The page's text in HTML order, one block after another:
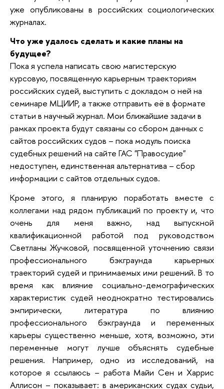
уже опубликованы в российских социологических
журналах.
Что уже удалось сделать и какие планы на
будущее?
Пока я успела написать свою магистерскую
курсовую, посвященную карьерным траекториям
российских судей, выступить с докладом о ней на
семинаре МЦИИР, а также отправить её в формате
статьи в научный журнал. Мои ближайшие задачи в
рамках проекта будут связаны со сбором данных с
сайтов российских судов – пока модуль поиска
судебных решений на сайте ГАС "Правосудие"
недоступен, единственная альтернатива – сбор
информации с сайтов отдельных судов.
Кроме этого, я планирую поработать вместе с
коллегами над рядом публикаций по проекту и, что
очень для меня важно, над выпускной
квалификационной работой под руководством
Светланы Жучковой, посвященной уточнению связи
профессионального бэкграунда карьерных
траекторий судей и принимаемых ими решений. В то
время как влияние социально-демографических
характеристик судей неоднократно тестировались
эмпирически, литература по влиянию
профессионального бэкграунда и переменных
карьеры существенно меньше, хотя, возможно, эти
переменные могут лучше объяснять судебные
решения. Например, одно из исследований, на
которое я ссылаюсь – работа Майи Сен и Харрис
Аллисон – показывает: в американских судах судьи,